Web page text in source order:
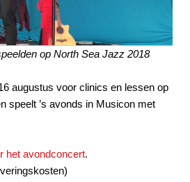
op North Sea Jazz 2018
augustus voor clinics en lessen op
speelt ’s avonds in Musicon met
het avondconcert.